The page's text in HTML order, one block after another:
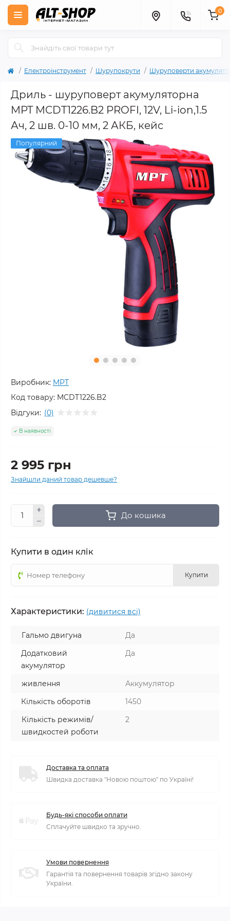
0
Електроінструмент Шурупокрути Шуруповерти
Дриль - шуруповерт акумуляторна
MPT MCDT1226.B2 PROFI, 12V, Li-ion,1.5
Ач, 2 шв. 0-10 мм, 2 АКБ, кейс
Популярний
Виробник: MPT
Код товару: MCDT1226.B2
Відгуки: (0)
В наявності
2 995 грн
Знайшли даний товар дешевше?
До кошика
Купити в один клік
Купити
Характеристики: (дивитися всі)
Гальмо двигуна
Да
Додатковий
акумулятор
Да
живлення
Аккумулятор
Кількість оборотів
1450
Кількість режимів/
швидкостей роботи
2
Доставка та оплата
Швидка доставка "Новою поштою" по Україні!
Будь-які способи оплати
Сплачуйте швидко та зручно.
Умови повернення
Гарантія та повернення товарів згідно закону
України.